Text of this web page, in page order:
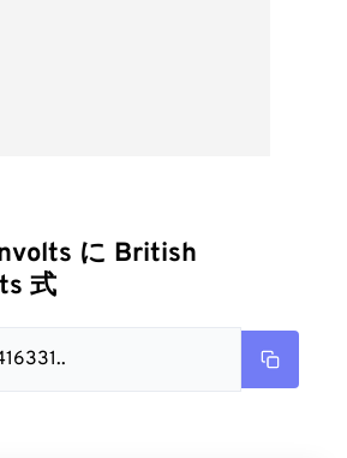
に British
式